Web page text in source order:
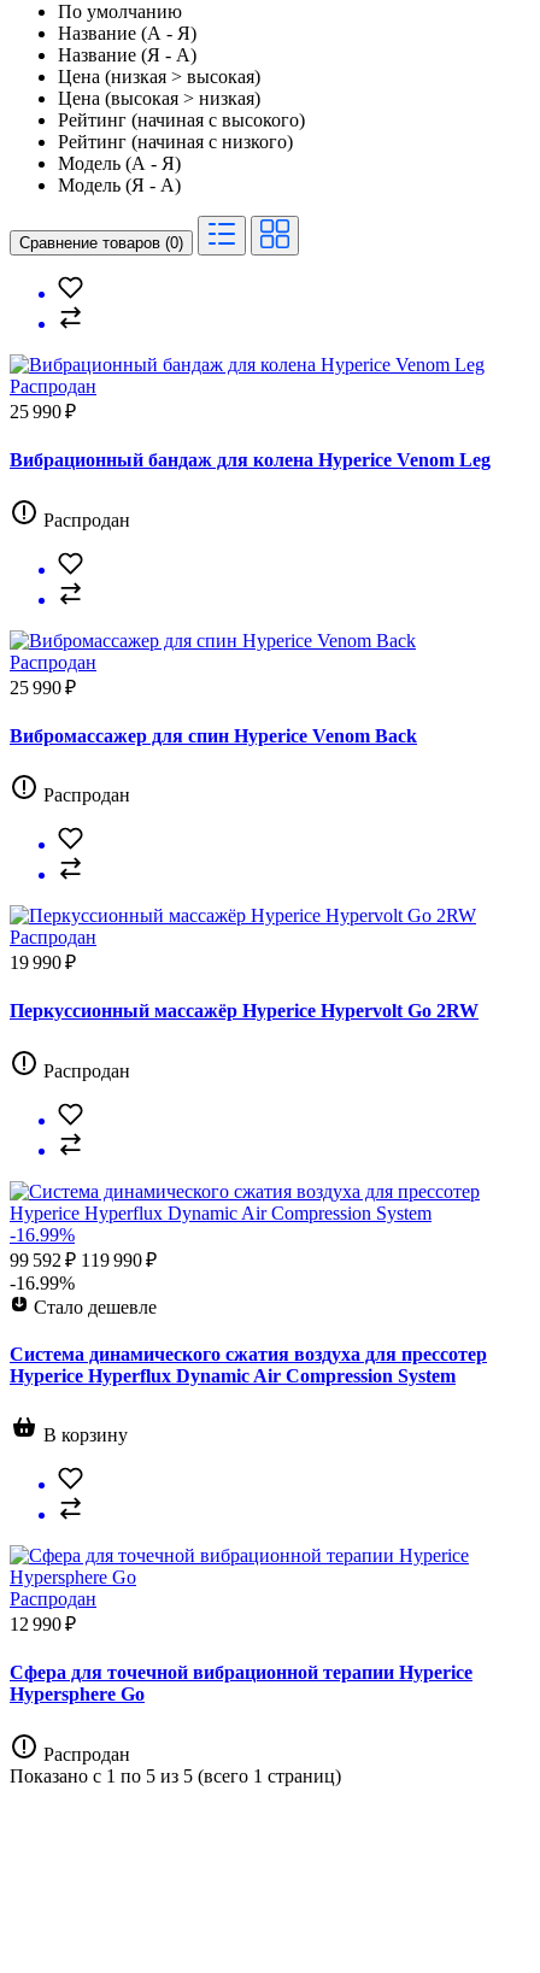
По умолчанию
Название (А - Я)
Название (Я - А)
Цена (низкая > высокая)
Цена (высокая > низкая)
Рейтинг (начиная с высокого)
Рейтинг (начиная с низкого)
Модель (А - Я)
Модель (Я - А)
Сравнение товаров (0)
Распродан
25 990 ₽
Вибрационный бандаж для колена Hyperice Venom Leg
Распродан
Распродан
25 990 ₽
Вибромассажер для спин Hyperice Venom Back
Распродан
Распродан
19 990 ₽
Перкуссионный массажёр Hyperice Hypervolt Go 2RW
Распродан
-16.99%
99 592 ₽ 119 990 ₽
-16.99%
Стало дешевле
Система динамического сжатия воздуха для прессотер
Hyperice Hyperflux Dynamic Air Compression System
В корзину
Распродан
12 990 ₽
Сфера для точечной вибрационной терапии Hyperice
Hypersphere Go
Распродан
Показано с 1 по 5 из 5 (всего 1 страниц)